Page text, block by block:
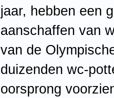
jaar, hebben een
aanschaffen van
van de
duizenden wc-
oorsprong